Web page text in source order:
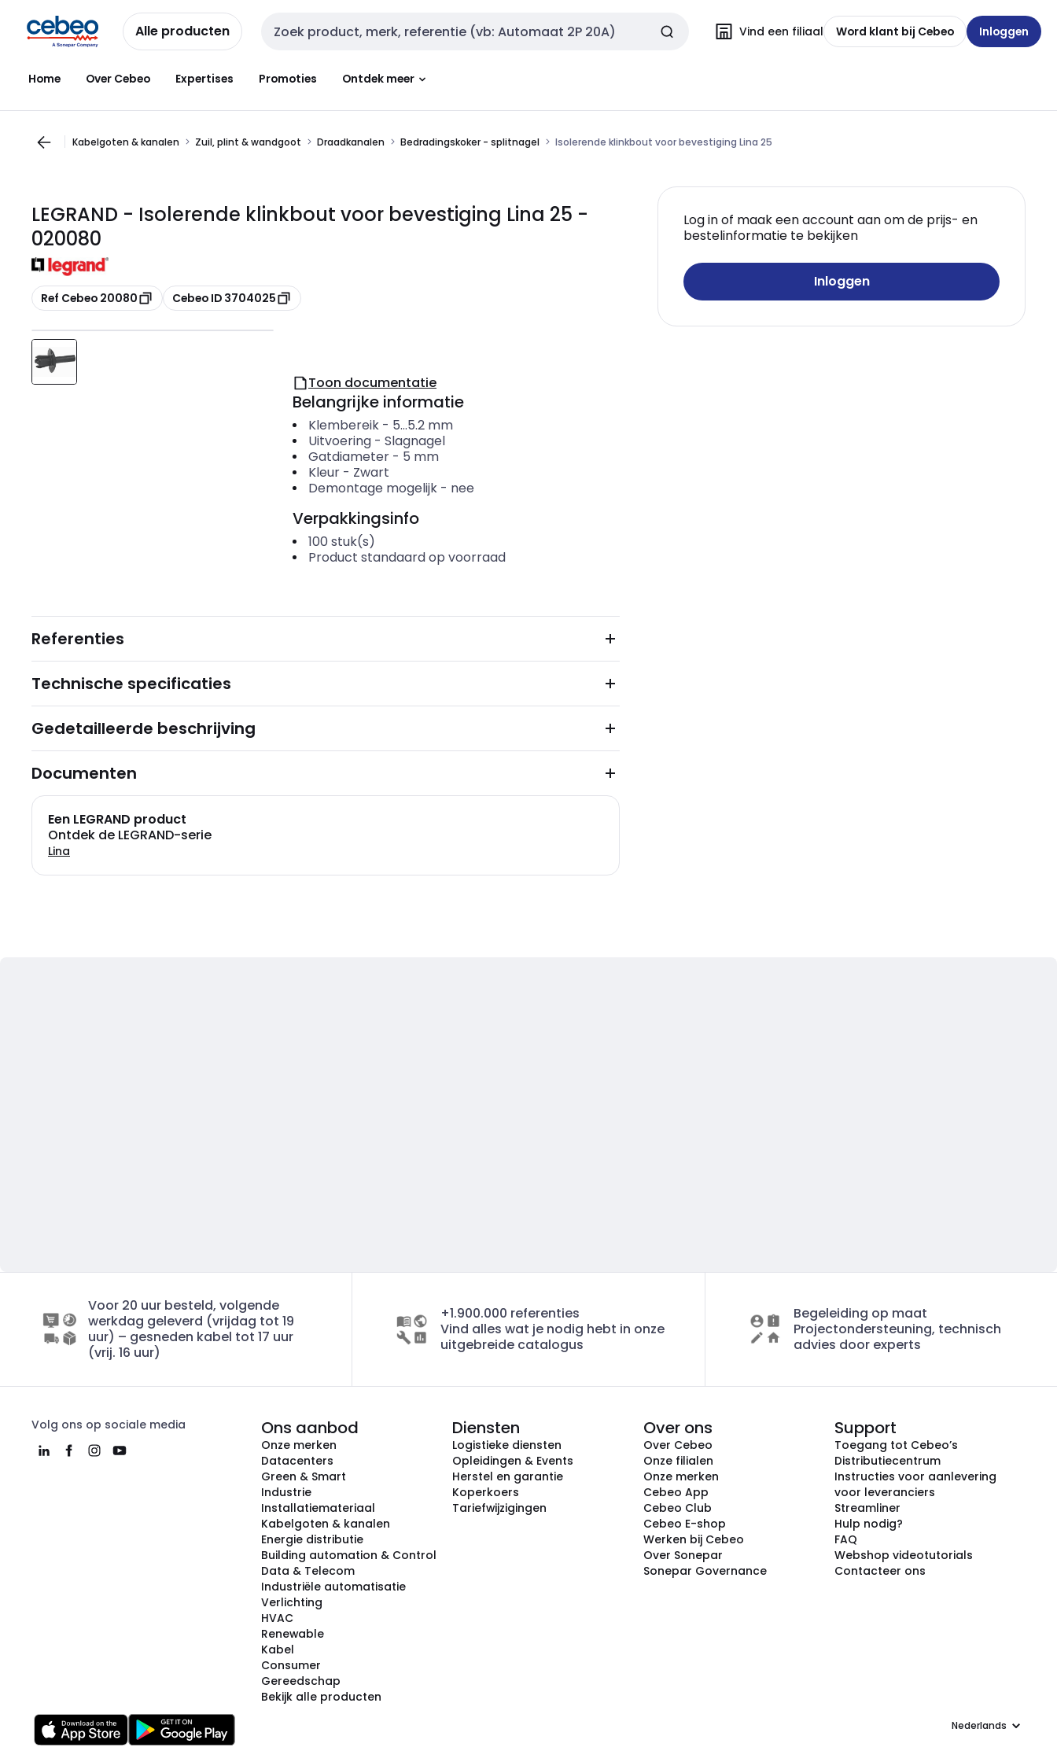
naar
navigatie
naar
inhoud
Alle producten Zoekveld invoer Vind een filiaal Word klant bij Cebeo Inloggen
Home Over Cebeo Expertises Promoties Ontdek meer
Kabelgoten & kanalen Zuil, plint & wandgoot Draadkanalen Bedradingskoker - splitnagel Isolerende klinkbout voor bevestiging Lina 25
LEGRAND - Isolerende klinkbout voor bevestiging Lina 25 -
020080
Kopiëren
Ref Cebeo 20080 Kopiëren
Cebeo ID 3704025
Log in of maak een account aan om de prijs- en
bestelinformatie te bekijken
Inloggen
Toon documentatie
Belangrijke informatie
Klembereik- 5...5.2 mm
Uitvoering- Slagnagel
Gatdiameter- 5 mm
Kleur- Zwart
Demontage mogelijk- nee
Verpakkingsinfo
100 stuk(s)
Product standaard op voorraad
Referenties
Technische specificaties
Gedetailleerde beschrijving
Documenten
Een LEGRAND product
Ontdek de LEGRAND-serie
Lina
Voor 20 uur besteld, volgende
werkdag geleverd (vrijdag tot 19
uur) – gesneden kabel tot 17 uur
(vrij. 16 uur)
+1.900.000 referenties
Vind alles wat je nodig hebt in onze
uitgebreide catalogus
Begeleiding op maat
Projectondersteuning, technisch
advies door experts
Volg ons op sociale media Ons aanbod
Onze merken
Datacenters
Green & Smart
Industrie
Installatiemateriaal
Kabelgoten & kanalen
Energie distributie
Building automation & Control
Data & Telecom
Industriële automatisatie
Verlichting
HVAC
Renewable
Kabel
Consumer
Gereedschap
Bekijk alle producten
Diensten
Logistieke diensten
Opleidingen & Events
Herstel en garantie
Koperkoers
Tariefwijzigingen
Over ons
Over Cebeo
Onze filialen
Onze merken
Cebeo App
Cebeo Club
Cebeo E-shop
Werken bij Cebeo
Over Sonepar
Sonepar Governance
Support
Toegang tot Cebeo’s
Distributiecentrum
Instructies voor aanlevering
voor leveranciers
Streamliner
Hulp nodig?
FAQ
Webshop videotutorials
Contacteer ons
Taal